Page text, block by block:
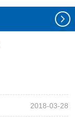
2018-03-28